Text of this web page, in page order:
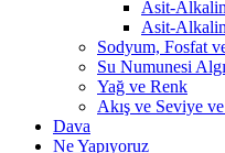
Asit-
Asit-
Sodyum, Fosfat
Su Numunesi
Yağ ve Renk
Akış ve Seviye
Dava
Ne Yapıyoruz